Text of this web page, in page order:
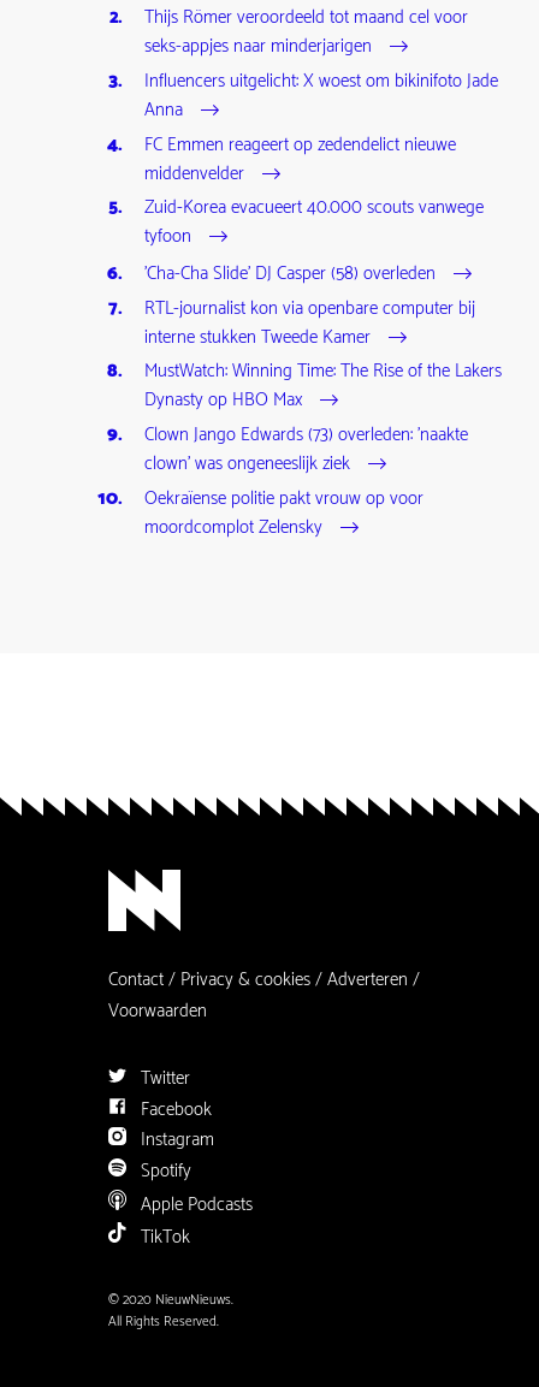
Thijs Römer veroordeeld tot maand cel voor
seks-appjes naar minderjarigen
Influencers uitgelicht: X woest om bikinifoto Jade
Anna
FC Emmen reageert op zedendelict nieuwe
middenvelder
Zuid-Korea evacueert 40.000 scouts vanwege
tyfoon
'Cha-Cha Slide' DJ Casper (58) overleden
RTL-journalist kon via openbare computer bij
interne stukken Tweede Kamer
MustWatch: Winning Time: The Rise of the Lakers
Dynasty op HBO Max
Clown Jango Edwards (73) overleden: 'naakte
clown' was ongeneeslijk ziek
Oekraïense politie pakt vrouw op voor
moordcomplot Zelensky
Contact Privacy & cookies Adverteren
Voorwaarden
Twitter
Facebook
Instagram
Spotify
Apple Podcasts
TikTok
© 2020 NieuwNieuws.
All Rights Reserved.